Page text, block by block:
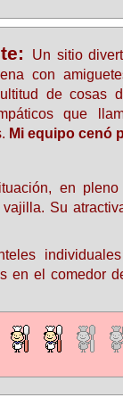
Un sitio
con
de cosas
que
Mi equipo cenó
en
Su
en el comedor